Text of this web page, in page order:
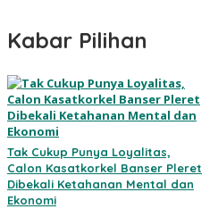
Kabar Pilihan
Tak Cukup Punya Loyalitas,
Calon Kasatkorkel Banser Pleret
Dibekali Ketahanan Mental dan
Ekonomi